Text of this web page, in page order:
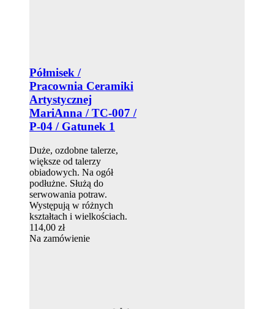
Półmisek /
Pracownia Ceramiki
Artystycznej
MariAnna / TC-007 /
P-04 / Gatunek 1
Duże, ozdobne talerze,
większe od talerzy
obiadowych. Na ogół
podłużne. Służą do
serwowania potraw.
Występują w różnych
kształtach i wielkościach.
114,00 zł
Na zamówienie